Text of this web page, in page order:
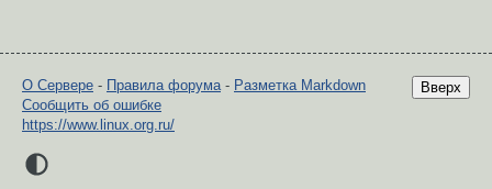
Вверх
О Сервере - Правила форума- Разметка Markdown
Сообщить об ошибке
https://www.linux.org.ru/